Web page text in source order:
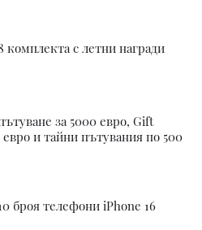
комплекта с летни награди
за 5000 евро, Gift
и тайни пътувания по 500
броя телефони iPhone 16